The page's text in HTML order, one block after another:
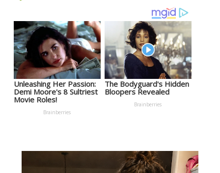
Unleashing Her Passion:
Demi Moore's 8 Sultriest
Movie Roles!
Brainberries
The Bodyguard's Hidden
Bloopers Revealed
Brainberries